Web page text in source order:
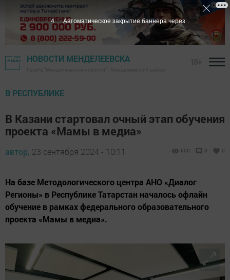
НОВОСТИ МЕНДЕЛЕЕВСКА
В РЕСПУБЛИКЕ
В Казани стартовал очный этап обучения
проекта «Мамы в медиа»
автор, 23 сентября 2024 - 10:11 600 0 0
На базе Методологического центра АНО «Диалог
Регионы» в Республике Татарстан началось офлайн
обучение в рамках федерального образовательного
проекта «Мамы в медиа».
3 Автоматическое закрытие баннера через